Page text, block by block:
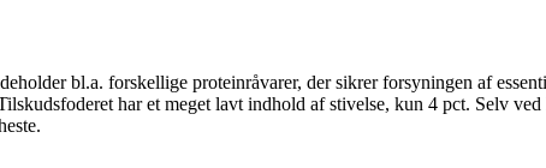
bl.a. forskellige proteinråvarer, der sikrer forsyningen af
har et meget lavt indhold af stivelse, kun 4 pct. Selv